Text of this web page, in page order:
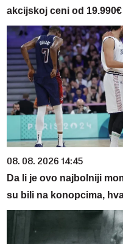
akcijskoj ceni od 19.990€
08. 08. 2026 14:45
Da li je ovo najbolniji
su bili na konopcima,